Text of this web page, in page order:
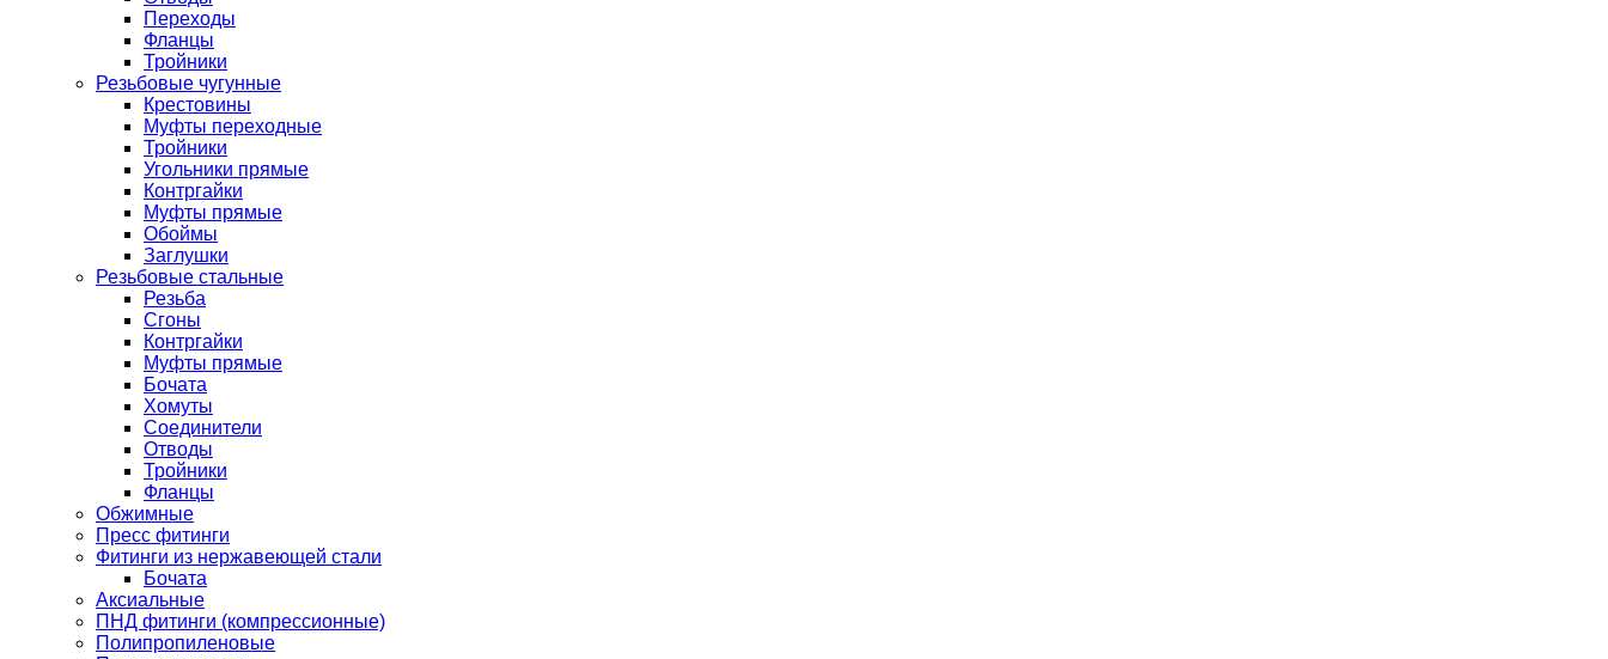
Переходы
Фланцы
Тройники
Резьбовые чугунные
Крестовины
Муфты переходные
Тройники
Угольники прямые
Контргайки
Муфты прямые
Обоймы
Заглушки
Резьбовые стальные
Резьба
Сгоны
Контргайки
Муфты прямые
Бочата
Хомуты
Соединители
Отводы
Тройники
Фланцы
Обжимные
Пресс фитинги
Фитинги из нержавеющей стали
Бочата
Аксиальные
ПНД фитинги (компрессионные)
Полипропиленовые